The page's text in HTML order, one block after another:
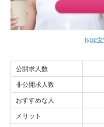
type
公開求人数
非公開求人数
おすすめな人
メリット